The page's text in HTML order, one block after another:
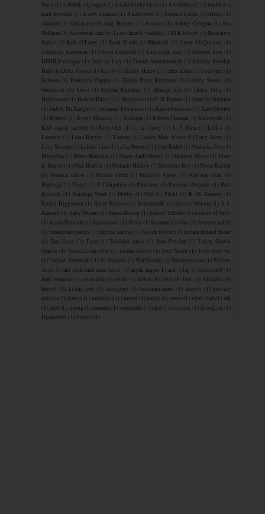
Szem (1) A férfiak végnapjai (1) A kalózkirály lánya (1) A kiskutya (1) A madár és a
kard krónikái
(1) A szív ritmusa (1) A ​kárhozott (1) Adriana Locke (1) Afrika
(1)
Akkord
(1) Alexandra (1) Amy Harmon (1) Animus (1) Ashley Carrigan (1) Ava
Dellaira (1) Az ezredik emelet (1) Az éhezők viadala (1) BTK húsvét (1) Bessenyei
Gábor
(1) Beth O'Leary (1) Book Kiadó (1) Bűnösök (1) Casey McQuiston
(1)
Catherine Anderson
(1) Christi Caldwell (1) Cselenyák Imre (1) Csernus Imre
(1)
DIMILY-trilógia
(1) Dash és Lily (1) David Attenborough (1) Deirdre Riordan
Hall
(1) Delta Vision (1) Egy fo (1) Emily Henry (1) Fehér Klára (1) Fireborne (1)
Folsom
(1) Francesca Zappia (1) Gallay-Nagy Krisztina (1) Gallery Books
(1)
Greycourt
(1) Grisa (1) Helena Hunting (1) Hercegi kör (1) Hercz Júlia
(1)
Hollywood
(1) How to Ruin (1)J. Bengtsson (1)J. D. Barrett (1) Jennifer Mathieu
(1)Judith McNaught (1)Julianne Donaldson (1) Karen Fortunati (1) Kate Eberlen
(1) Kinizsi (1) Kirsty Moseley (1) Kiskapu (1) Kristin Hannah (1) Kulcslyuk
(1)
Kód csajok satöbbi
(1) Könyvhét (1) L. A. Casey (1) L. J. Shen (1) LOL+
(1)
Langton
(1) Leisa Rayven (1) Lettero (1) Louisa May Alcott (1) Lucy Score
(1)
Lucy Strange (1) Lukács Liza (1) Lylia Bloom (1) Lúzer Rádió (1) Madarász Éva (1)
Magnólia
(1) Marie Benedict (1) Marie-Aude Murail (1) Marissa Meyer (1) Mary
E. Pearson
(1) Max Brallier (1) Melanie Harlow (1) Mercedes Ron (1) Mona Kasten
(1) Monica Hesse (1) Mystic Creek (1) Mészöly Ágnes (1) Nap nap után
(1)
Naphegy
(1) Negin (1) P. Dangelico (1) Palatinus (1) Passion válogatás (1) Paul
Rudnick
(1) Penelope Ward (1) Publio (1) Pult (1) Püski (1) R. M. Romero
(1)
Rachel Higginson
(1) Renee Ericson (1) Rontásűzők (1) Rosaria Munda (1) S. J.
Kincaid
(1) Sally Thorne (1) Sarina Bowen (1) Simone Elkeles (1) Sinners of Saint
(1) Stacia Deutsch (1) Starcrossed (1) Study (1) Suzanne Collins (1) Szeretni nehéz
(1) Szunnyadó parázs (1) Szélesi Sándor (1) Szívek testőre (1)Tamara Ireland Stone
(1) Tara Sivec (1) Titan (1) Tolvajok ​tánca (1) Tom Fletcher (1) Tracey Garvis
Graves
(1) Tricia Levenseller (1) Trisha Ashley (1) True North (1) Több mint víz
(1) Utóirat: Szeretlek! (1) Vi Keeland (1) Wallflowers (1) Westmoreland (1) Willow
Aster
(1) aki unikornis akart lenni (1) anyák napja (1) arab világ (1)csokoládé
(1)
dark romance
(1) eutanázia (1) extra (1) farkas (1) farm (1) foci (1) hálaadás
(1)
húsvét
(1) kilenc perc (1) kisregény (1) kommunizmus (1) kreatív (1) kristály
pöttyös
(1) kutya (1) mitológia (1) motor (1) napló (1) orosz (1) rejtő jenő (1) rák
(1) skót (1) spring (1) summer (1) szuperhős (1) tabu (1) turizmus (1) Álomgyár (1)
Újrakezdés
(1)életrajz (1)